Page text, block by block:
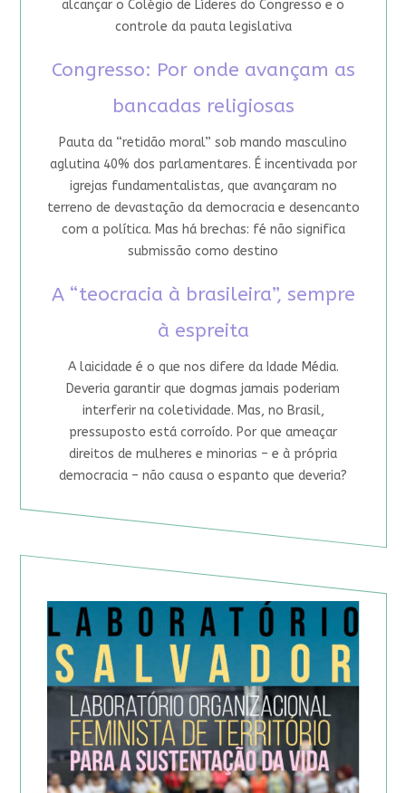
alcançar o Colégio de Líderes do Congresso e o
controle da pauta legislativa
Congresso: Por onde avançam as
bancadas religiosas
Pauta da “retidão moral” sob mando masculino
aglutina 40% dos parlamentares. É incentivada por
igrejas fundamentalistas, que avançaram no
terreno de devastação da democracia e desencanto
com a política. Mas há brechas: fé não significa
submissão como destino
A “teocracia à brasileira”, sempre
à espreita
A laicidade é o que nos difere da Idade Média.
Deveria garantir que dogmas jamais poderiam
interferir na coletividade. Mas, no Brasil,
pressuposto está corroído. Por que ameaçar
direitos de mulheres e minorias – e à própria
democracia – não causa o espanto que deveria?